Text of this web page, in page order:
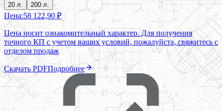
20 л. 200 л.
Цена:58 122,90 ₽
Цена носит ознакомительный характер. Для получения
точного КП с учетом ваших условий, пожалуйста, свяжитесь с
отделом продаж
Скачать PDFПодробнее